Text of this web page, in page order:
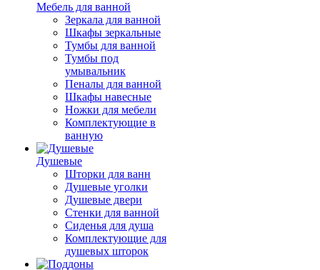
Мебель для ванной
Зеркала для ванной
Шкафы зеркальные
Тумбы для ванной
Тумбы под
умывальник
Пеналы для ванной
Шкафы навесные
Ножки для мебели
Комплектующие в
ванную
Душевые
Шторки для ванн
Душевые уголки
Душевые двери
Стенки для ванной
Сиденья для душа
Комплектующие для
душевых шторок